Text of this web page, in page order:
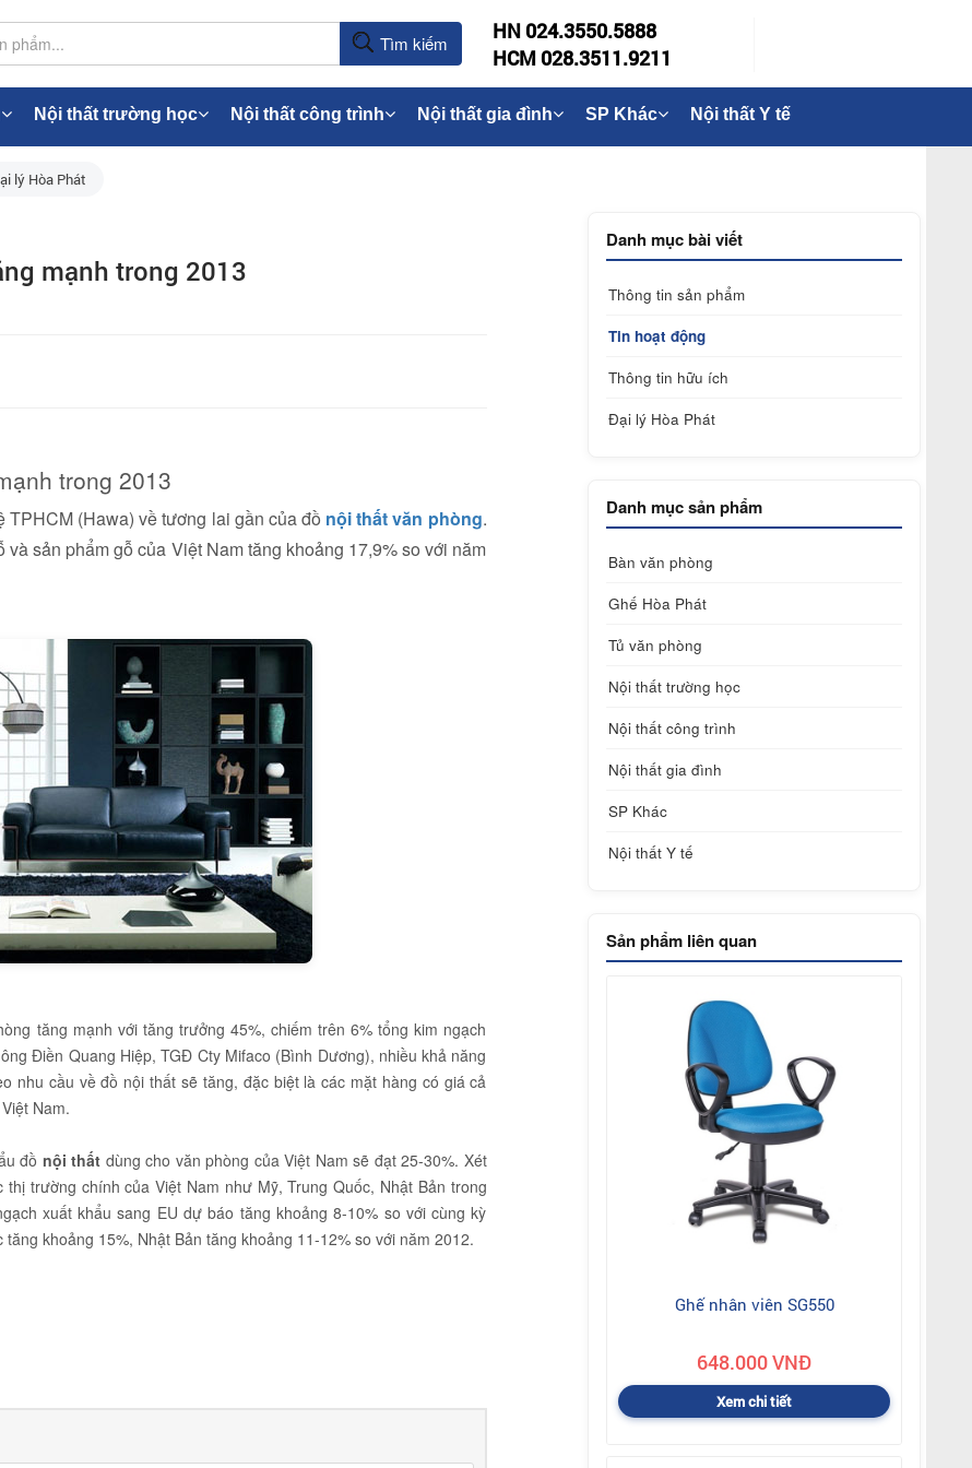
Tìm kiếm
HN 024.3550.5888
HCM 028.3511.9211
Nội thất trường học Nội thất công trình Nội thất gia đình SP Khác Nội thất Y tế
lý Hòa Phát
mạnh trong 2013
trong 2013
(Hawa) về tương lai gần của đồ nội thất văn phòng.
sản phẩm gỗ của Việt Nam tăng khoảng 17,9% so với năm
tăng mạnh với tăng trưởng 45%, chiếm trên 6% tổng kim ngạch
Điền Quang Hiệp, TGĐ Cty Mifaco (Bình Dương), nhiều khả năng
nhu cầu về đồ nội thất sẽ tăng, đặc biệt là các mặt hàng có giá cả
Nam.
đồ nội thất dùng cho văn phòng của Việt Nam sẽ đạt 25-30%. Xét
trường chính của Việt Nam như Mỹ, Trung Quốc, Nhật Bản trong
xuất khẩu sang EU dự báo tăng khoảng 8-10% so với cùng kỳ
khoảng 15%, Nhật Bản tăng khoảng 11-12% so với năm 2012.
Danh mục bài viết
Thông tin sản phẩm
Tin hoạt động
Thông tin hữu ích
Đại lý Hòa Phát
Danh mục sản phẩm
Bàn văn phòng
Ghế Hòa Phát
Tủ văn phòng
Nội thất trường học
Nội thất công trình
Nội thất gia đình
SP Khác
Nội thất Y tế
Sản phẩm liên quan
Ghế nhân viên SG550
648.000 VNĐ
Xem chi tiết